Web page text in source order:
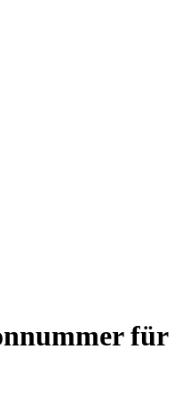
für